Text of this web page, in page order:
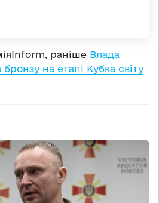
раніше Влада
на етапі Кубка світу